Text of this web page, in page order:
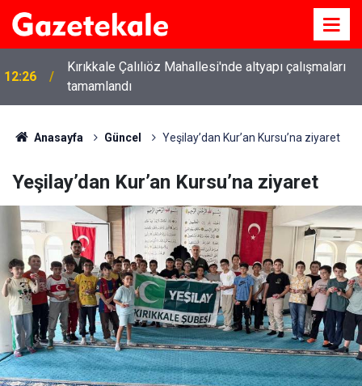
12:26
Kırıkkale Çalılıöz Mahallesi'nde altyapı çalışmaları
tamamlandı
Anasayfa Güncel Yeşilay’dan Kur’an Kursu’na ziyaret
Yeşilay’dan Kur’an Kursu’na ziyaret